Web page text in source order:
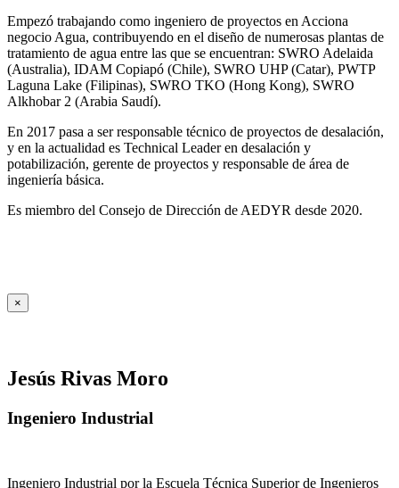
Empezó trabajando como ingeniero de proyectos en Acciona
negocio Agua, contribuyendo en el diseño de numerosas plantas de
tratamiento de agua entre las que se encuentran: SWRO Adelaida
(Australia), IDAM Copiapó (Chile), SWRO UHP (Catar), PWTP
Laguna Lake (Filipinas), SWRO TKO (Hong Kong), SWRO
Alkhobar 2 (Arabia Saudí).
En 2017 pasa a ser responsable técnico de proyectos de desalación,
y en la actualidad es Technical Leader en desalación y
potabilización, gerente de proyectos y responsable de área de
ingeniería básica.
Es miembro del Consejo de Dirección de AEDYR desde 2020.
×
Jesús Rivas Moro
Ingeniero Industrial
Ingeniero Industrial por la Escuela Técnica Superior de Ingenieros